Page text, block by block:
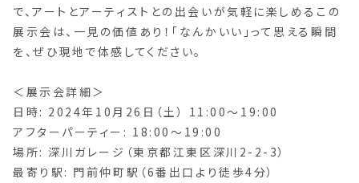
で、アートとアーティストとの出会いが気軽に楽しめるこの
展示会は、一見の価値あり！「なんかいい」って思える瞬間
を、ぜひ現地で体感してください。
＜展示会詳細＞
日時: 2024年10月26日（土） 11:00〜19:00
アフターパーティー: 18:00〜19:00
場所: 深川ガレージ（東京都江東区深川2-2-3）
最寄り駅: 門前仲町駅（6番出口より徒歩4分）